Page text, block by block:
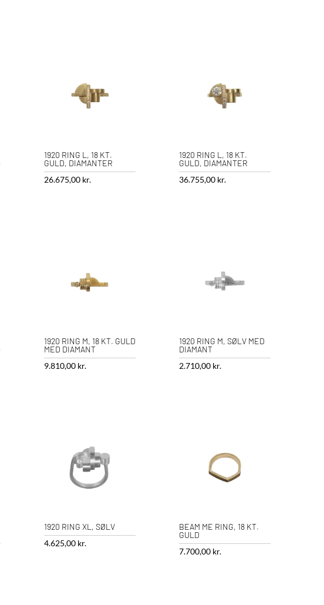
1920 RING L, 18 KT.
GULD, DIAMANTER
26.675,00 kr.
1920 RING L, 18 KT.
GULD, DIAMANTER
36.755,00 kr.
1920 RING M, 18 KT. GULD
MED DIAMANT
9.810,00 kr.
1920 RING M, SØLV MED
DIAMANT
2.710,00 kr.
1920 RING XL, SØLV
4.625,00 kr.
BEAM ME RING, 18 KT.
GULD
7.700,00 kr.